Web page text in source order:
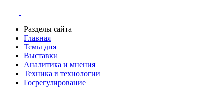
Разделы сайта
Главная
Темы дня
Выставки
Аналитика и мнения
Техника и технологии
Госрегулирование